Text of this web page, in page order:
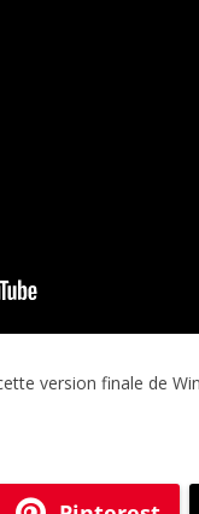
version finale de